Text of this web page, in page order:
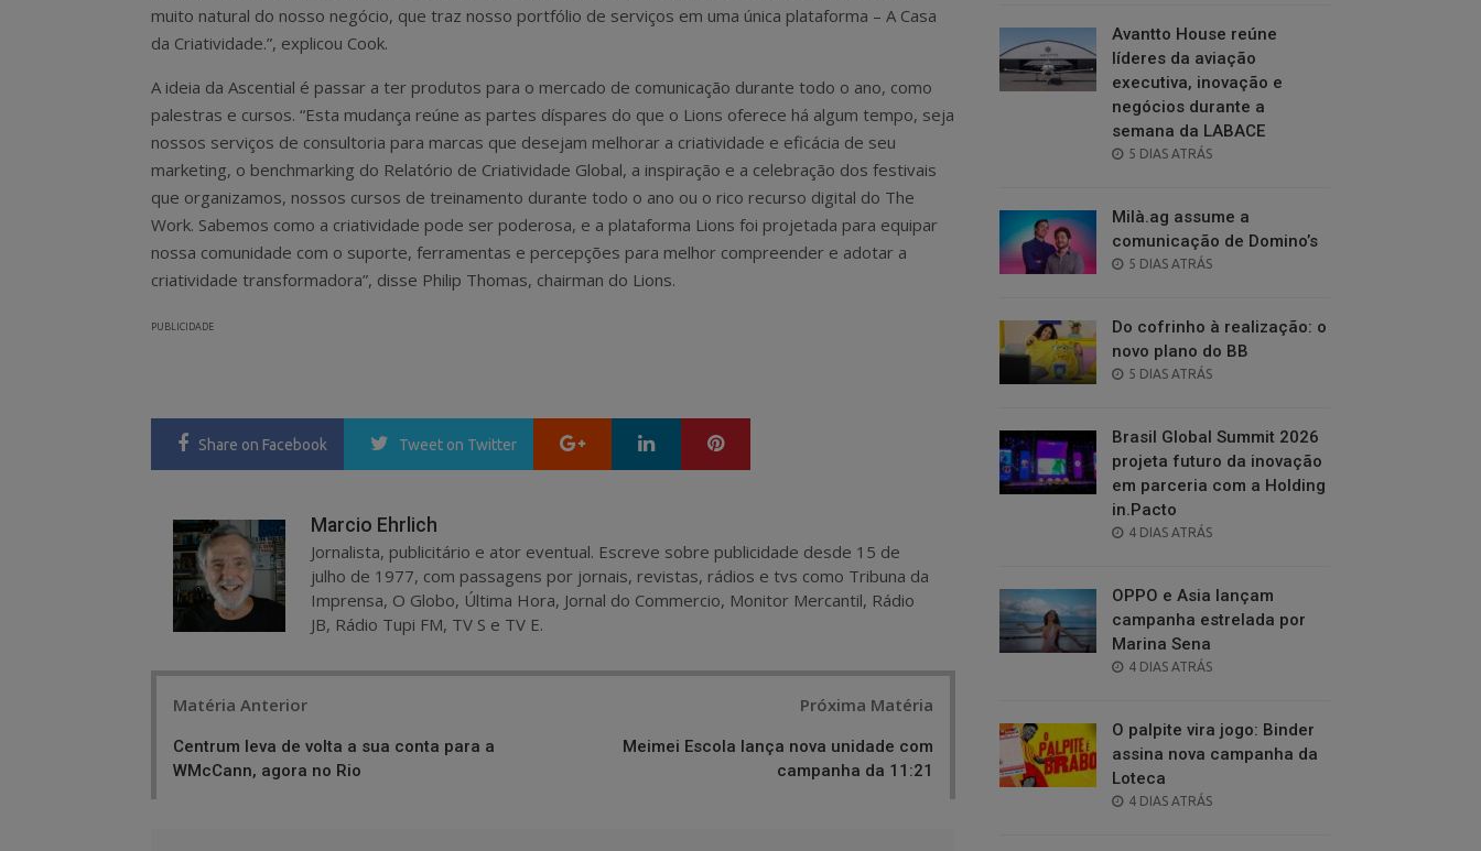
muito natural do nosso negócio, que traz nosso portfólio de serviços em uma única plataforma – A Casa
da Criatividade.”, explicou Cook.
A ideia da Ascential é passar a ter produtos para o mercado de comunicação durante todo o ano, como
palestras e cursos. “Esta mudança reúne as partes díspares do que o Lions oferece há algum tempo, seja
nossos serviços de consultoria para marcas que desejam melhorar a criatividade e eficácia de seu
marketing, o benchmarking do Relatório de Criatividade Global, a inspiração e a celebração dos festivais
que organizamos, nossos cursos de treinamento durante todo o ano ou o rico recurso digital do The
Work. Sabemos como a criatividade pode ser poderosa, e a plataforma Lions foi projetada para equipar
nossa comunidade com o suporte, ferramentas e percepções para melhor compreender e adotar a
criatividade transformadora”, disse Philip Thomas, chairman do Lions.
PUBLICIDADE
Share on Facebook Tweet on Twitter Google+ LinkedIn
Marcio Ehrlich
Jornalista, publicitário e ator eventual. Escreve sobre publicidade desde 15 de
julho de 1977, com passagens por jornais, revistas, rádios e tvs como Tribuna da
Imprensa, O Globo, Última Hora, Jornal do Commercio, Monitor Mercantil, Rádio
JB, Rádio Tupi FM, TV S e TV E.
Matéria Anterior
Centrum leva de volta a sua conta para a
WMcCann, agora no Rio
Próxima Matéria
Meimei Escola lança nova unidade com
campanha da 11:21
Avantto House reúne
líderes da aviação
executiva, inovação e
negócios durante a
semana da LABACE
POSTED
5 DIAS ATRÁS
Milà.ag assume a
comunicação de Domino’s
POSTED
5 DIAS ATRÁS
Do cofrinho à realização: o
novo plano do BB
POSTED
5 DIAS ATRÁS
Brasil Global Summit 2026
projeta futuro da inovação
em parceria com a Holding
in.Pacto
POSTED
4 DIAS ATRÁS
OPPO e Asia lançam
campanha estrelada por
Marina Sena
POSTED
4 DIAS ATRÁS
O palpite vira jogo: Binder
assina nova campanha da
Loteca
POSTED
4 DIAS ATRÁS